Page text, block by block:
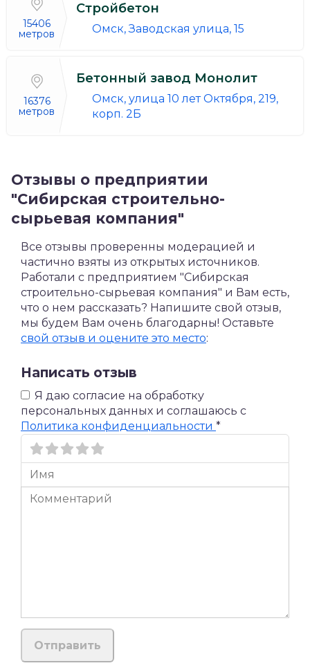
15406
метров
Стройбетон
Омск, Заводская улица, 15
16376
метров
Бетонный завод Монолит
Омск, улица 10 лет Октября, 219,
корп. 2Б
Отзывы о предприятии
"Сибирская строительно-
сырьевая компания"
Все отзывы проверенны модерацией и
частично взяты из открытых источников.
Работали с предприятием "Сибирская
строительно-сырьевая компания" и Вам есть,
что о нем рассказать? Напишите свой отзыв,
мы будем Вам очень благодарны! Оставьте
свой отзыв и оцените это место:
Написать отзыв
Я даю согласие на обработку
персональных данных и соглашаюсь c
Политика конфиденциальности *